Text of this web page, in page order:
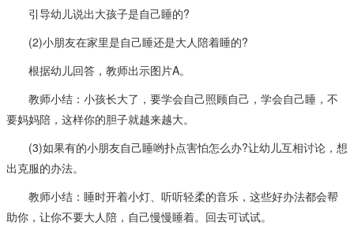
引导幼儿说出大孩子是自己睡的?
(2)小朋友在家里是自己睡还是大人陪着睡的?
根据幼儿回答，教师出示图片A。
教师小结：小孩长大了，要学会自己照顾自己，学会自己睡，不
要妈妈陪，这样你的胆子就越来越大。
(3)如果有的小朋友自己睡哟扑点害怕怎么办?让幼儿互相讨论，想
出克服的办法。
教师小结：睡时开着小灯、听听轻柔的音乐，这些好办法都会帮
助你，让你不要大人陪，自己慢慢睡着。回去可试试。